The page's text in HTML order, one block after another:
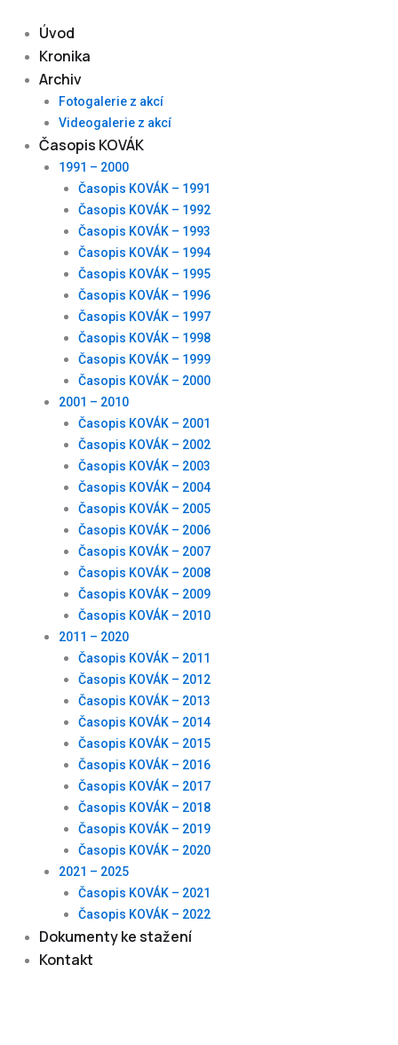
content
Úvod
Kronika
Archiv
Fotogalerie z akcí
Videogalerie z akcí
Časopis KOVÁK
1991 – 2000
Časopis KOVÁK – 1991
Časopis KOVÁK – 1992
Časopis KOVÁK – 1993
Časopis KOVÁK – 1994
Časopis KOVÁK – 1995
Časopis KOVÁK – 1996
Časopis KOVÁK – 1997
Časopis KOVÁK – 1998
Časopis KOVÁK – 1999
Časopis KOVÁK – 2000
2001 – 2010
Časopis KOVÁK – 2001
Časopis KOVÁK – 2002
Časopis KOVÁK – 2003
Časopis KOVÁK – 2004
Časopis KOVÁK – 2005
Časopis KOVÁK – 2006
Časopis KOVÁK – 2007
Časopis KOVÁK – 2008
Časopis KOVÁK – 2009
Časopis KOVÁK – 2010
2011 – 2020
Časopis KOVÁK – 2011
Časopis KOVÁK – 2012
Časopis KOVÁK – 2013
Časopis KOVÁK – 2014
Časopis KOVÁK – 2015
Časopis KOVÁK – 2016
Časopis KOVÁK – 2017
Časopis KOVÁK – 2018
Časopis KOVÁK – 2019
Časopis KOVÁK – 2020
2021 – 2025
Časopis KOVÁK – 2021
Časopis KOVÁK – 2022
Dokumenty ke stažení
Kontakt